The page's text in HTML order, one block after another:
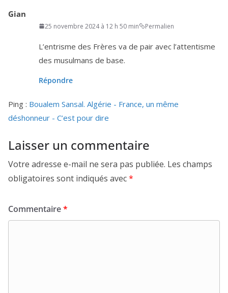
Gian
25 novembre 2024 à 12 h 50 min Permalien
L’entrisme des Frères va de pair avec l’at­ten­tisme
des musul­mans de base.
Répondre
Ping : Boualem Sansal. Algérie - France, un même
déshonneur - C’est pour dire
Laisser un commentaire
Votre adresse e-mail ne sera pas publiée. Les champs
obligatoires sont indiqués avec*
Commentaire*